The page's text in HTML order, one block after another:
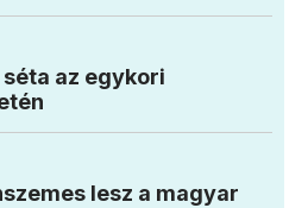
az egykori
lesz a magyar